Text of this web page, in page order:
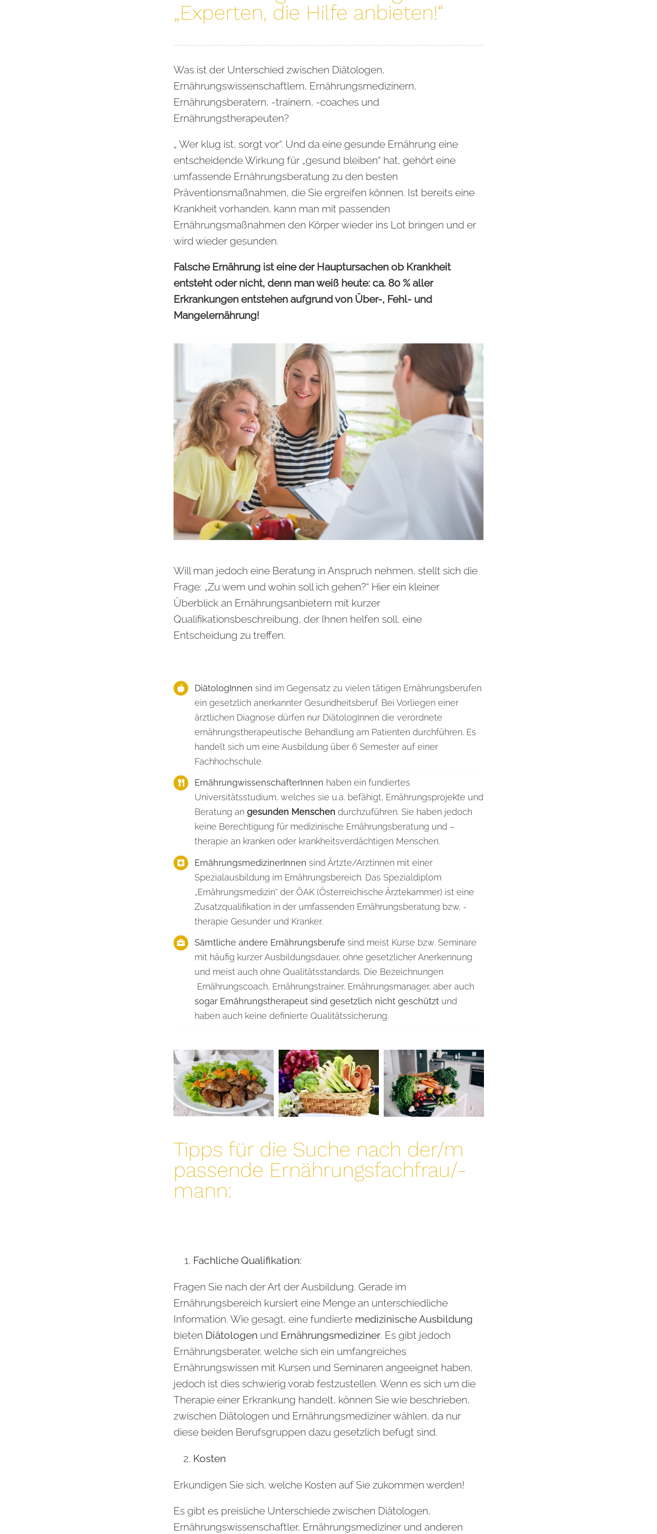
„Experten, die Hilfe anbieten!“
Was ist der Unterschied zwischen Diätologen,
Ernährungswissenschaftlern, Ernährungsmedizinern,
Ernährungsberatern, -trainern, -coaches und
Ernährungstherapeuten?
„ Wer klug ist, sorgt vor“. Und da eine gesunde Ernährung eine
entscheidende Wirkung für „gesund bleiben“ hat, gehört eine
umfassende Ernährungsberatung zu den besten
Präventionsmaßnahmen, die Sie ergreifen können. Ist bereits eine
Krankheit vorhanden, kann man mit passenden
Ernährungsmaßnahmen den Körper wieder ins Lot bringen und er
wird wieder gesunden.
Falsche Ernährung ist eine der Hauptursachen ob Krankheit
entsteht oder nicht, denn man weiß heute: ca. 80 % aller
Erkrankungen entstehen aufgrund von Über-, Fehl- und
Mangelernährung!
Will man jedoch eine Beratung in Anspruch nehmen, stellt sich die
Frage: „Zu wem und wohin soll ich gehen?“ Hier ein kleiner
Überblick an Ernährungsanbietern mit kurzer
Qualifikationsbeschreibung, der Ihnen helfen soll, eine
Entscheidung zu treffen.
DiätologInnen sind im Gegensatz zu vielen tätigen Ernährungsberufen
ein gesetzlich anerkannter Gesundheitsberuf. Bei Vorliegen einer
ärztlichen Diagnose dürfen nur DiätologInnen die verordnete
ernährungstherapeutische Behandlung am Patienten durchführen. Es
handelt sich um eine Ausbildung über 6 Semester auf einer
Fachhochschule.
ErnährungwissenschafterInnen haben ein fundiertes
Universitätsstudium, welches sie u.a. befähigt, Ernährungsprojekte und
Beratung an gesunden Menschen durchzuführen. Sie haben jedoch
keine Berechtigung für medizinische Ernährungsberatung und –
therapie an kranken oder krankheitsverdächtigen Menschen.
ErnährungsmedizinerInnen sind Ärtzte/Arztinnen mit einer
Spezialausbildung im Ernährungsbereich. Das Spezialdiplom
„Ernährungsmedizin“ der ÖAK (Österreichische Ärztekammer) ist eine
Zusatzqualifikation in der umfassenden Ernährungsberatung bzw. -
therapie Gesunder und Kranker.
Sämtliche andere Ernährungsberufe sind meist Kurse bzw. Seminare
mit häufig kurzer Ausbildungsdauer, ohne gesetzlicher Anerkennung
und meist auch ohne Qualitätsstandards. Die Bezeichnungen
Ernährungscoach, Ernährungstrainer, Ernährungsmanager, aber auch
sogar Ernährungstherapeut sind gesetzlich nicht geschütztund
haben auch keine definierte Qualitätssicherung.
Tipps für die Suche nach der/m
passende Ernährungsfachfrau/-
mann:
Fachliche Qualifikation:
Fragen Sie nach der Art der Ausbildung. Gerade im
Ernährungsbereich kursiert eine Menge an unterschiedliche
Information. Wie gesagt, eine fundierte medizinische Ausbildung
bieten Diätologen und Ernährungsmediziner. Es gibt jedoch
Ernährungsberater, welche sich ein umfangreiches
Ernährungswissen mit Kursen und Seminaren angeeignet haben,
jedoch ist dies schwierig vorab festzustellen. Wenn es sich um die
Therapie einer Erkrankung handelt, können Sie wie beschrieben,
zwischen Diätologen und Ernährungsmediziner wählen, da nur
diese beiden Berufsgruppen dazu gesetzlich befugt sind.
Kosten
Erkundigen Sie sich, welche Kosten auf Sie zukommen werden!
Es gibt es preisliche Unterschiede zwischen Diätologen,
Ernährungswissenschaftler, Ernährungsmediziner und anderen